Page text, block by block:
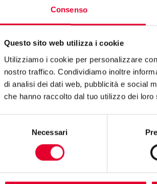
Consenso
Questo sito web utilizza i cookie
Utilizziamo i cookie per personalizzare
nostro traffico. Condividiamo inoltre
di analisi dei dati web, pubblicità e social
che hanno raccolto dal tuo utilizzo dei loro
Necessari